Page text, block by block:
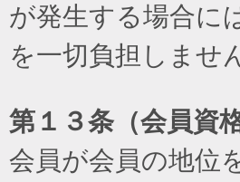
が発生する場合に
を一切負担しませ
第１３条（会員資
会員が会員の地位